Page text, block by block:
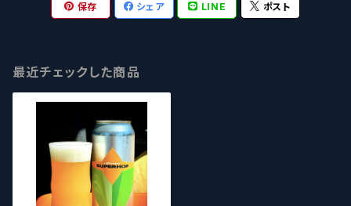
保存 シェア LINE ポスト
最近チェックした商品